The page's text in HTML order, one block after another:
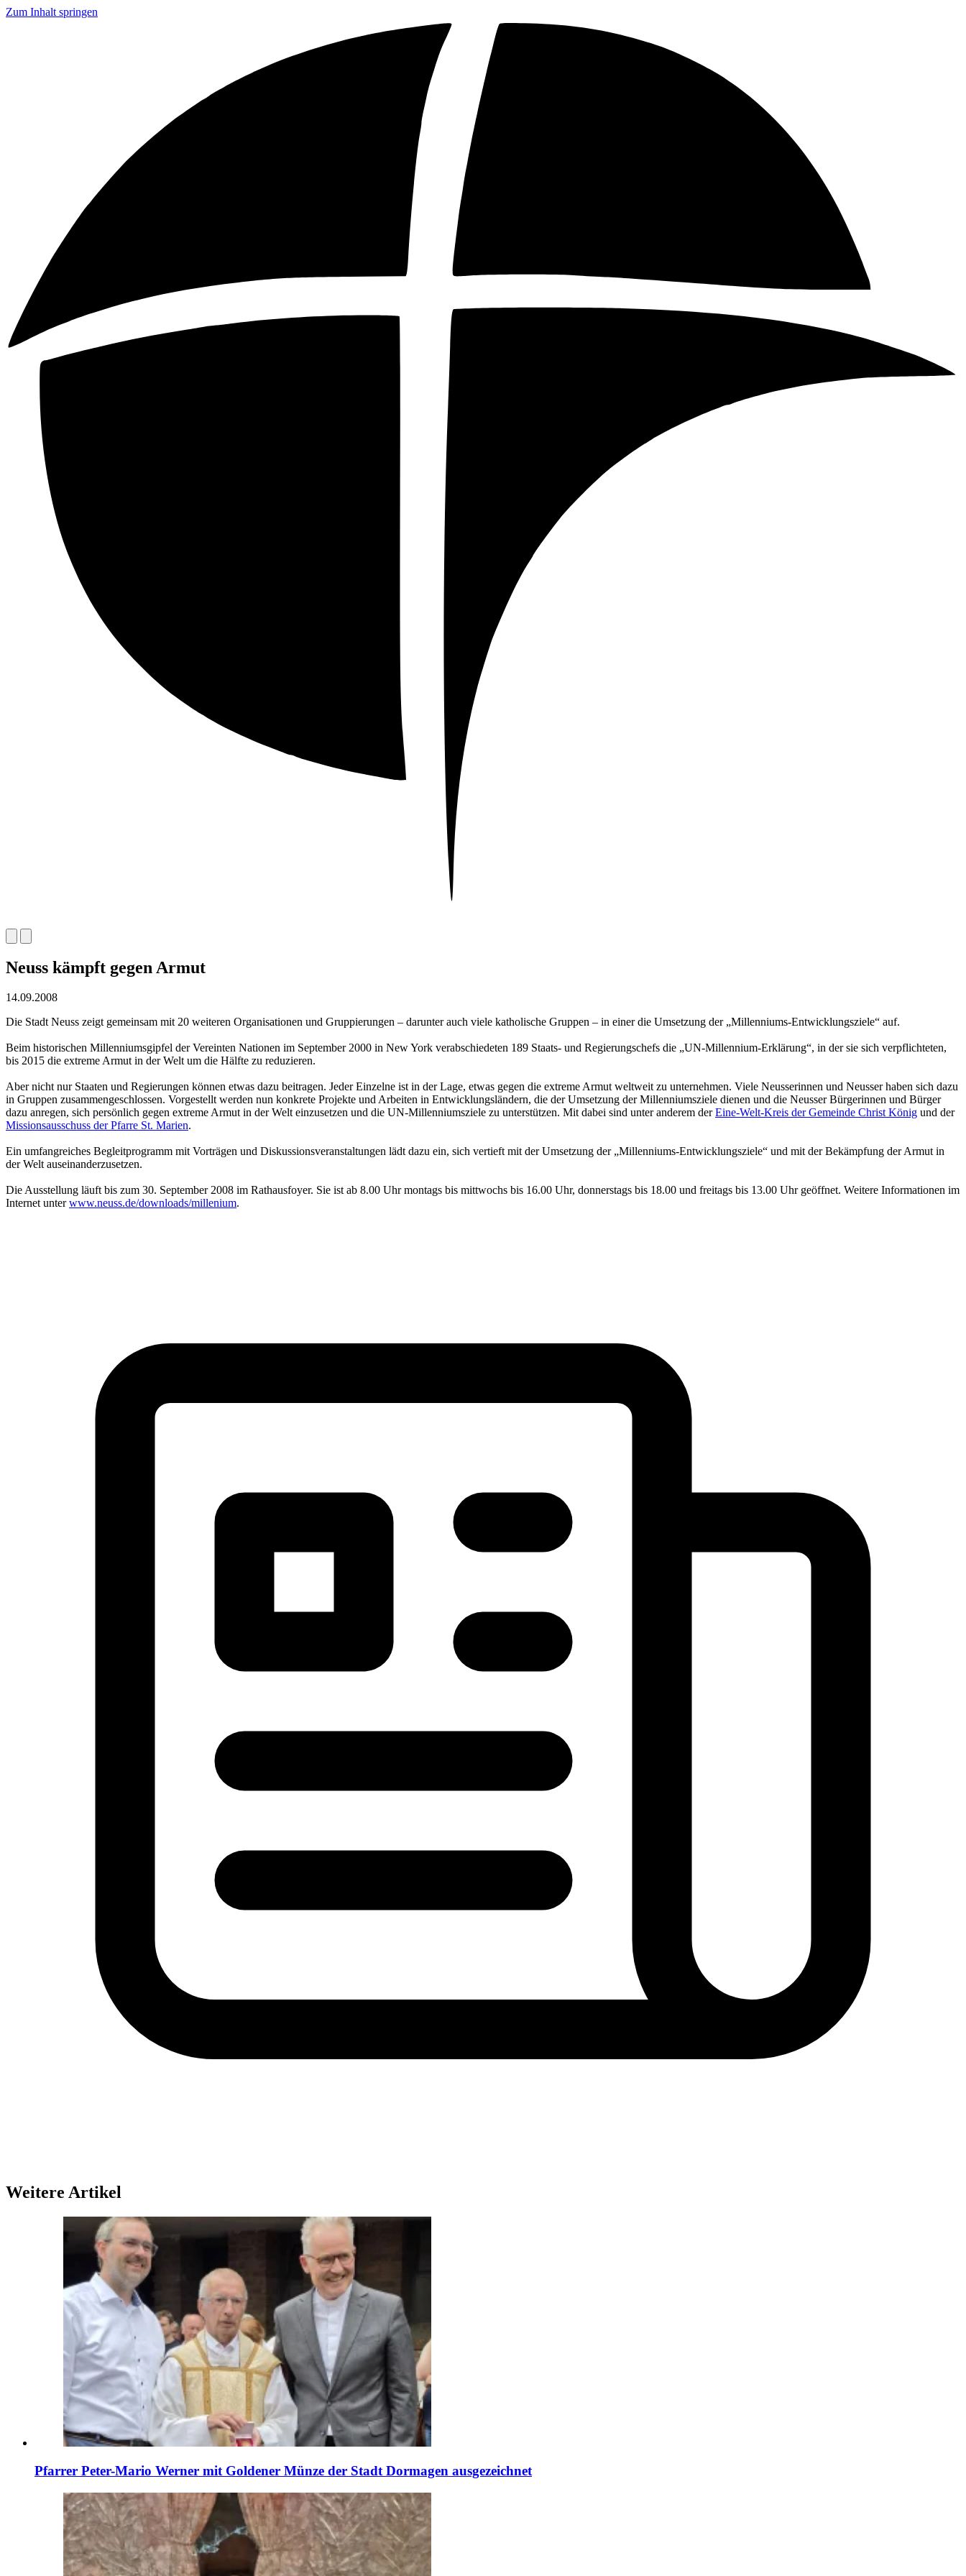
Zum Inhalt springen
Neuss kämpft gegen Armut
14.09.2008
Die Stadt Neuss zeigt gemeinsam mit 20 weiteren Organisationen und Gruppierungen – darunter auch viele katholische Gruppen – in einer die Umsetzung der „Millenniums-Entwicklungsziele“ auf.
Beim historischen Millenniumsgipfel der Vereinten Nationen im September 2000 in New York verabschiedeten 189 Staats- und Regierungschefs die „UN-Millennium-Erklärung“, in der sie sich verpflichteten,
bis 2015 die extreme Armut in der Welt um die Hälfte zu reduzieren.
Aber nicht nur Staaten und Regierungen können etwas dazu beitragen. Jeder Einzelne ist in der Lage, etwas gegen die extreme Armut weltweit zu unternehmen. Viele Neusserinnen und Neusser haben sich dazu
in Gruppen zusammengeschlossen. Vorgestellt werden nun konkrete Projekte und Arbeiten in Entwicklungsländern, die der Umsetzung der Millenniumsziele dienen und die Neusser Bürgerinnen und Bürger
dazu anregen, sich persönlich gegen extreme Armut in der Welt einzusetzen und die UN-Millenniumsziele zu unterstützen. Mit dabei sind unter anderem derEine-Welt-Kreis der Gemeinde Christ König und der
Missionsausschuss der Pfarre St. Marien.
Ein umfangreiches Begleitprogramm mit Vorträgen und Diskussionsveranstaltungen lädt dazu ein, sich vertieft mit der Umsetzung der „Millenniums-Entwicklungsziele“ und mit der Bekämpfung der Armut in
der Welt auseinanderzusetzen.
Die Ausstellung läuft bis zum 30. September 2008 im Rathausfoyer. Sie ist ab 8.00 Uhr montags bis mittwochs bis 16.00 Uhr, donnerstags bis 18.00 und freitags bis 13.00 Uhr geöffnet. Weitere Informationen im
Internet unterwww.neuss.de/downloads/millenium.
Weitere Artikel
Pfarrer Peter-Mario Werner mit Goldener Münze der Stadt Dormagen ausgezeichnet